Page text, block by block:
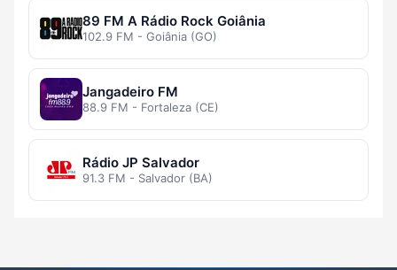
89 FM A Rádio Rock Goiânia
102.9 FM - Goiânia (GO)
Jangadeiro FM
88.9 FM - Fortaleza (CE)
Rádio JP Salvador
91.3 FM - Salvador (BA)